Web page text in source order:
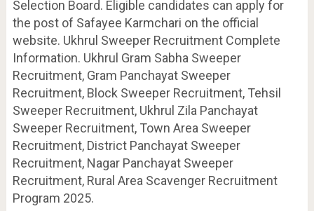
Selection Board. Eligible candidates can apply for
the post of Safayee Karmchari on the official
website. Ukhrul Sweeper Recruitment Complete
Information. Ukhrul Gram Sabha Sweeper
Recruitment, Gram Panchayat Sweeper
Recruitment, Block Sweeper Recruitment, Tehsil
Sweeper Recruitment, Ukhrul Zila Panchayat
Sweeper Recruitment, Town Area Sweeper
Recruitment, District Panchayat Sweeper
Recruitment, Nagar Panchayat Sweeper
Recruitment, Rural Area Scavenger Recruitment
Program 2025.